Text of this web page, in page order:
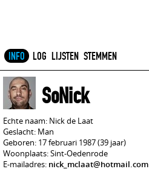
INFO LOG LIJSTEN STEMMEN
SoNick
Echte naam: Nick de Laat
Geslacht: Man
Geboren: 17 februari 1987 (39 jaar)
Woonplaats: Sint-Oedenrode
E-mailadres: nick_mclaat@hotmail.com